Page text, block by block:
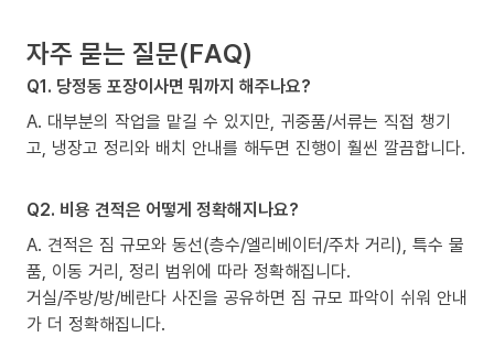
자주 묻는 질문(FAQ)
Q1. 당정동 포장이사면 뭐까지 해주나요?
A. 대부분의 작업을 맡길 수 있지만, 귀중품/서류는 직접 챙기
고, 냉장고 정리와 배치 안내를 해두면 진행이 훨씬 깔끔합니다.
Q2. 비용 견적은 어떻게 정확해지나요?
A. 견적은 짐 규모와 동선(층수/엘리베이터/주차 거리), 특수 물
품, 이동 거리, 정리 범위에 따라 정확해집니다.
거실/주방/방/베란다 사진을 공유하면 짐 규모 파악이 쉬워 안내
가 더 정확해집니다.